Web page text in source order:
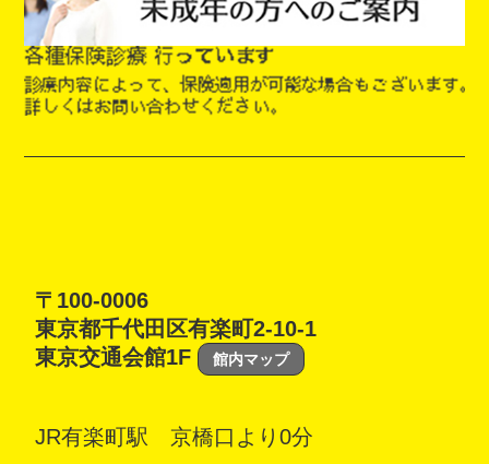
〒100-0006
東京都千代田区有楽町2-10-1
東京交通会館1F
館内マップ
JR有楽町駅 京橋口より0分